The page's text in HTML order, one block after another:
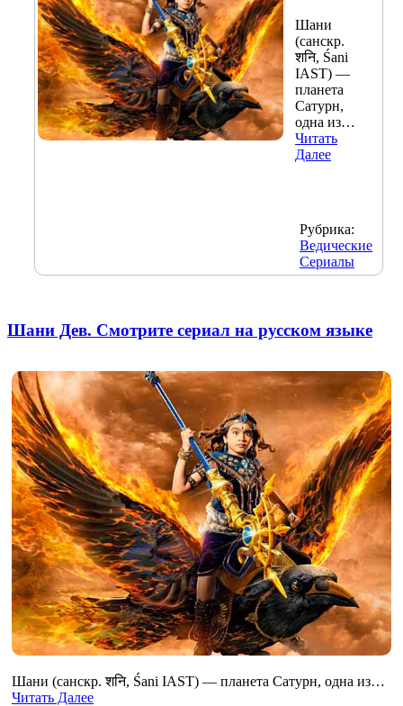
Шани
(санскр.
शनि, Śani
IAST) —
планета
Сатурн,
одна из…
Читать
Далее
Рубрика:
Ведические
Сериалы
Шани Дев. Смотрите сериал на русском языке
Шани (санскр. शनि, Śani IAST) — планета Сатурн, одна из…
Читать Далее